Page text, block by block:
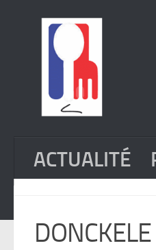
ACTUALITÉ